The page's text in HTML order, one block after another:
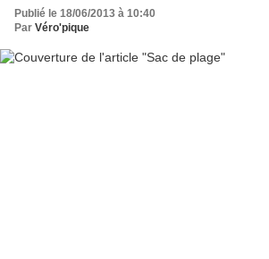
Publié le 18/06/2013 à 10:40
Par Véro'pique